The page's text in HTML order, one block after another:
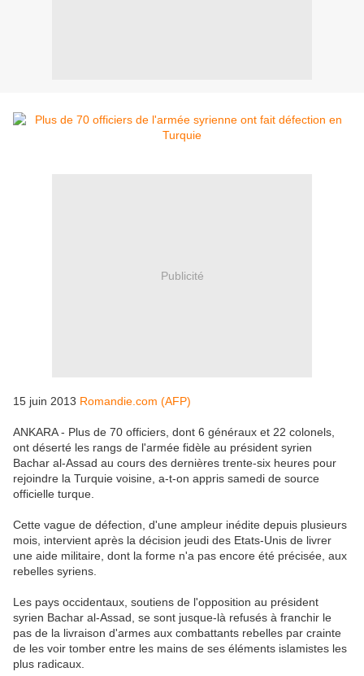
Publicité
15 juin 2013 Romandie.com (AFP)
ANKARA - Plus de 70 officiers, dont 6 généraux et 22 colonels,
ont déserté les rangs de l'armée fidèle au président syrien
Bachar al-Assad au cours des dernières trente-six heures pour
rejoindre la Turquie voisine, a-t-on appris samedi de source
officielle turque.
Cette vague de défection, d'une ampleur inédite depuis plusieurs
mois, intervient après la décision jeudi des Etats-Unis de livrer
une aide militaire, dont la forme n'a pas encore été précisée, aux
rebelles syriens.
Les pays occidentaux, soutiens de l'opposition au président
syrien Bachar al-Assad, se sont jusque-là refusés à franchir le
pas de la livraison d'armes aux combattants rebelles par crainte
de les voir tomber entre les mains de ses éléments islamistes les
plus radicaux.